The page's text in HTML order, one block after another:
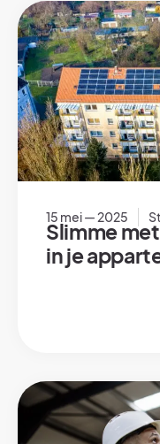
15 mei — 2025
Slimme
in je